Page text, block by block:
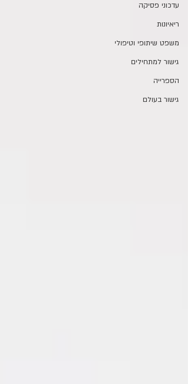
עדכוני פסיקה
ריאיונות
משפט שיתופי וטיפולי
גישור למתחילים
הספרייה
גישור בעולם